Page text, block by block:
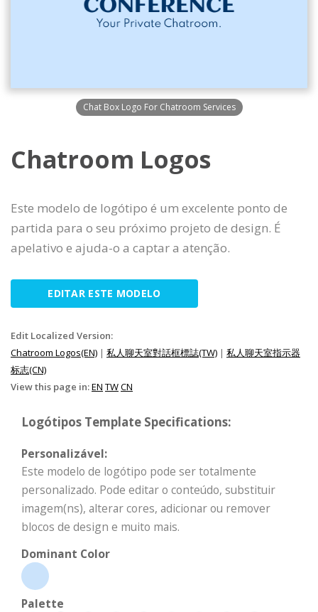
Chat Box Logo For Chatroom Services
Chatroom Logos
Este modelo de logótipo é um excelente ponto de
partida para o seu próximo projeto de design. É
apelativo e ajuda-o a captar a atenção.
EDITAR ESTE MODELO
Edit Localized Version:
Chatroom Logos(EN) | 私人聊天室對話框標誌(TW) | 私人聊天室指示器
标志(CN)
View this page in:EN TWCN
Logótipos Template Specifications:
Personalizável:
Este modelo de logótipo pode ser totalmente
personalizado. Pode editar o conteúdo, substituir
imagem(ns), alterar cores, adicionar ou remover
blocos de design e muito mais.
Dominant Color
Palette